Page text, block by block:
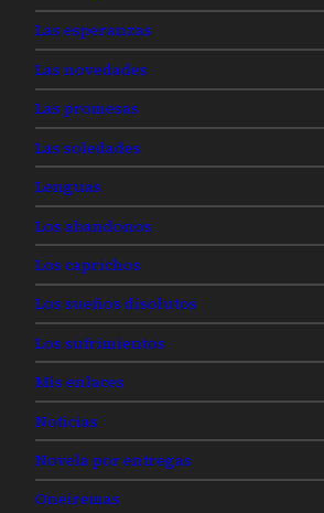
Las esperanzas
Las novedades
Las promesas
Las soledades
Lenguas
Los abandonos
Los caprichos
Los sueños disolutos
Los sufrimientos
Mis enlaces
Noticias
Novela por entregas
Oneiremas